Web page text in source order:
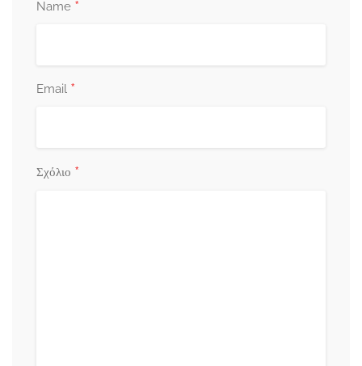
Name *
Email *
Σχόλιο *